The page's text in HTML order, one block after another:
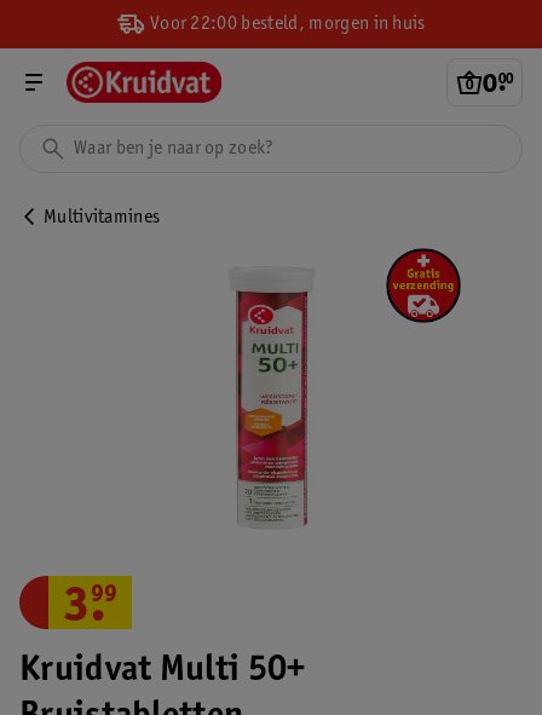
Voor 22:00 besteld, morgen in huis
0.
00
Multivitamines
Kruidvat Multi 50+
3.
99